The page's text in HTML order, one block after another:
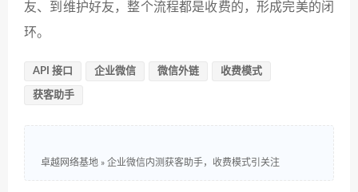
友、到维护好友，整个流程都是收费的，形成完美的闭
环。
API 接口 企业微信 微信外链 收费模式
获客助手
卓越网络基地 » 企业微信内测获客助手，收费模式引关注